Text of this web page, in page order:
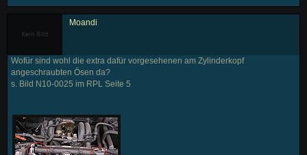
Moandi
Wofür sind wohl die extra dafür vorgesehenen am Zylinderkopf
angeschraubten Ösen da?
s. Bild N10-0025 im RPL Seite 5